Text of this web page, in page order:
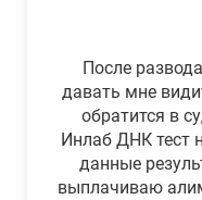
После
давать мне
обратится в
Инлаб ДНК тест
данные
выплачиваю